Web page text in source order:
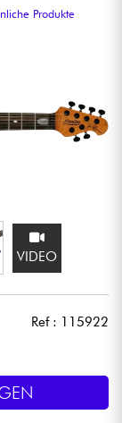
Produkte
VIDEO
Ref : 115922